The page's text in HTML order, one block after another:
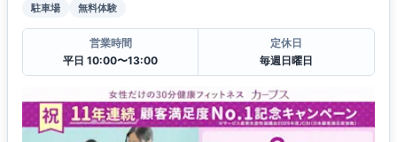
駐車場 無料体験
営業時間
平日 10:00〜13:00
定休日
毎週日曜日